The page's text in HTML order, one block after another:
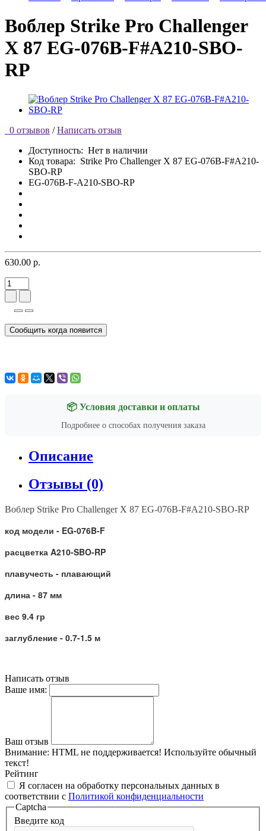
Воблер Strike Pro Challenger
X 87 EG-076B-F#A210-SBO-
RP
0 отзывов / Написать отзыв
Доступность: Нет в наличии
Код товара: Strike Pro Challenger X 87 EG-076B-F#A210-
SBO-RP
EG-076B-F-A210-SBO-RP
630.00 р.
Сообщить когда появится
📦 Условия доставки и оплаты
Подробнее о способах получения заказа
Описание
Отзывы (0)
Воблер Strike Pro Challenger X 87 EG-076B-F#A210-SBO-RP
код модели - EG-076B-F
расцветка A210-SBO-RP
плавучесть - плавающий
длина - 87 мм
вес 9.4 гр
заглубление - 0.7-1.5 м
Написать отзыв
Ваше имя:
Ваш отзыв
Внимание: HTML не поддерживается! Используйте обычный
текст!
Рейтинг
Я согласен на обработку персональных данных в
соответствии с Политикой конфиденциальности
Captcha
Введите код